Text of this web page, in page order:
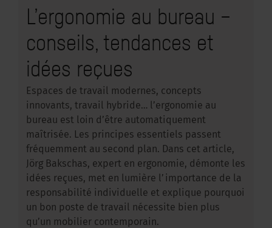
L’ergonomie au bureau –
conseils, tendances et
idées reçues
Espaces de travail modernes, concepts
innovants, travail hybride… l’ergonomie au
bureau est loin d’être automatiquement
maîtrisée. Les principes essentiels passent
fréquemment au second plan. Dans cet article,
Jörg Bakschas, expert en ergonomie, démonte les
idées reçues, met en lumière l’importance de la
responsabilité individuelle et explique pourquoi
un bon poste de travail nécessite bien plus
qu’un mobilier contemporain.